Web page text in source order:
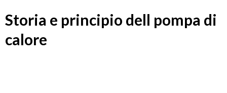
Storia e principio dell pompa di
calore